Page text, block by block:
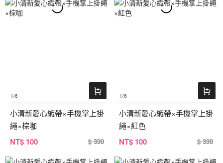
1/6
小清新愛心織帶×手機掌上掛
繩×棕咖
NT$ 100 $ 390
1/6
小清新愛心織帶×手機掌上掛
繩×紅色
NT$ 100 $ 390